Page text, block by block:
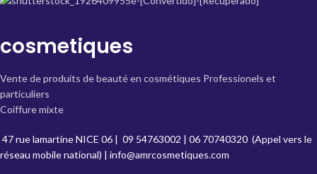
cosmetiques
Vente de produits de beauté en cosmétiques Professionels et
particuliers
Coiffure mixte
47 rue lamartine NICE 06 | 09 54763002 | 06 70740320 (Appel vers le
réseau mobile national) | info@amrcosmetiques.com